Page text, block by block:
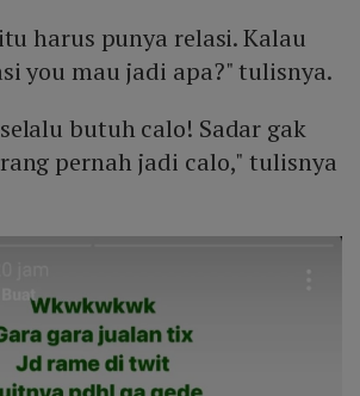
harus punya relasi. Kalau
you mau jadi apa?" tulisnya.
butuh calo! Sadar gak
pernah jadi calo," tulisnya